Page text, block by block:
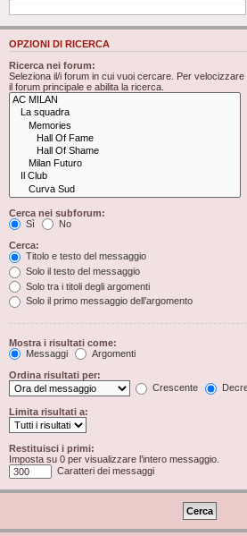
OPZIONI DI RICERCA
Ricerca nei forum:
Seleziona il/i forum in cui vuoi cercare. Per
il forum principale e abilita la ricerca.
Cerca nei subforum:
Sì
No
Cerca:
Titolo e testo del messaggio
Solo il testo del messaggio
Solo tra i titoli degli argomenti
Solo il primo messaggio dell’argomento
Mostra i risultati come:
Messaggi
Argomenti
Ordina risultati per:
Crescente
Limita risultati a:
Restituisci i primi:
Imposta su 0 per visualizzare l’intero messaggio.
Caratteri dei messaggi